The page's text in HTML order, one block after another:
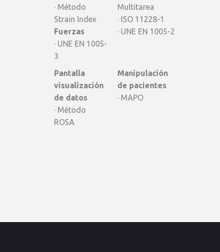
· Método
Strain Index
Fuerzas
· UNE EN 1005-
3
Multitarea
· ISO 11228-1
· UNE EN 1005-2
Pantalla
visualización
de datos
· Método
ROSA
Manipulación
de pacientes
· MAPO